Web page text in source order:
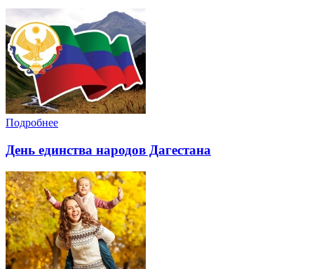
Подробнее
День единства народов Дагестана